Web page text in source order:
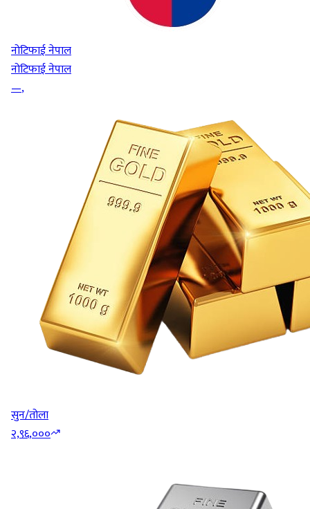
नोटिफाई नेपाल
नोटिफाई नेपाल
—,
सुन/तोला
२,९६,०००